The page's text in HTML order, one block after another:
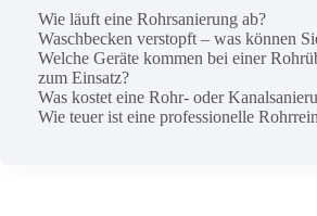
Wie läuft eine Rohrsanierung ab?
Waschbecken verstopft – was können
Welche Geräte kommen bei einer
zum Einsatz?
Was kostet eine Rohr- oder
Wie teuer ist eine professionelle